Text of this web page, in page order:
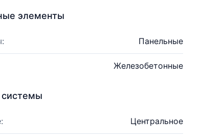
элементы
Панельные
Железобетонные
Центральное